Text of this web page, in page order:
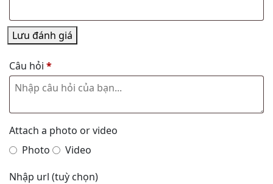
Lưu đánh giá
Câu hỏi *
Attach a photo or video
Photo
Video
Nhập url (tuỳ chọn)